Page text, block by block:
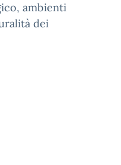
ambienti
dei